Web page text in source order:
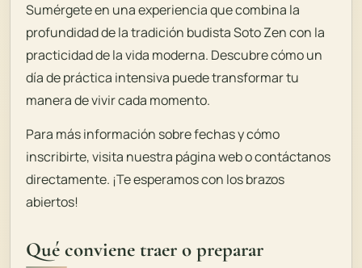
Sumérgete en una experiencia que combina la
profundidad de la tradición budista Soto Zen con la
practicidad de la vida moderna. Descubre cómo un
día de práctica intensiva puede transformar tu
manera de vivir cada momento.
Para más información sobre fechas y cómo
inscribirte, visita nuestra página web o contáctanos
directamente. ¡Te esperamos con los brazos
abiertos!
Qué conviene traer o preparar